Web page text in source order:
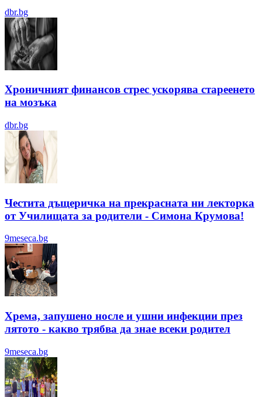
dbr.bg
Хроничният финансов стрес ускорява стареенето
на мозъка
dbr.bg
Честита дъщеричка на прекрасната ни лекторка
от Училищата за родители - Симона Крумова!
9meseca.bg
Хрема, запушено носле и ушни инфекции през
лятотo - какво трябва да знае всеки родител
9meseca.bg